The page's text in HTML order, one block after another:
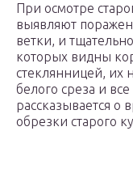
При осмотре
выявляют
ветки, и
которых видны
стеклянницей, их
белого среза и
рассказывается о
обрезки старого